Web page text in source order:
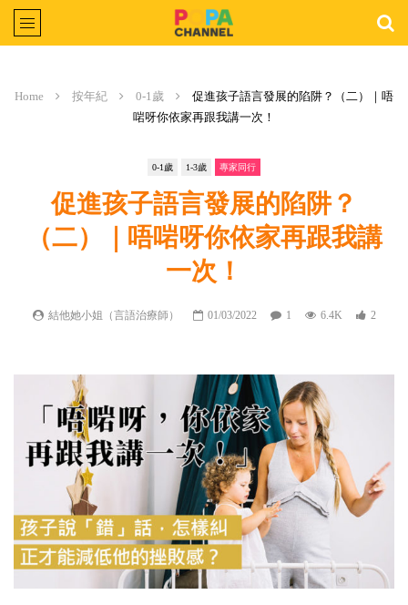
Home 按年紀 0-1歲
促進孩子語言發展的陷阱？（二）｜唔
啱呀你依家再跟我講一次！
0-1歲 1-3歲 專家同行
促進孩子語言發展的陷阱？
（二）｜唔啱呀你依家再跟我講
一次！
結他她小姐（言語治療師） 01/03/2022 1 6.4K 2